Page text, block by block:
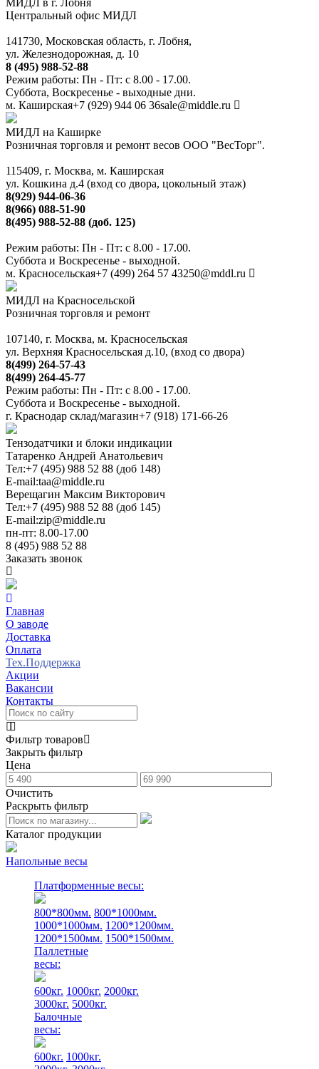
МИДЛ в г. Лобня
Центральный офис МИДЛ
141730, Московская область, г. Лобня,
ул. Железнодорожная, д. 10
8 (495) 988-52-88
Режим работы: Пн - Пт: с 8.00 - 17.00.
Суббота, Воскресенье - выходные дни.
м. Каширская+7 (929) 944 06 36sale@middle.ru
МИДЛ на Каширке
Розничная торговля и ремонт весов ООО "ВесТорг".
115409, г. Москва, м. Каширская
ул. Кошкина д.4 (вход со двора, цокольный этаж)
8(929) 944-06-36
8(966) 088-51-90
8(495) 988-52-88 (доб. 125)
Режим работы: Пн - Пт: с 8.00 - 17.00.
Суббота и Воскресенье - выходной.
м. Красносельская+7 (499) 264 57 43250@mddl.ru
МИДЛ на Красносельской
Розничная торговля и ремонт
107140, г. Москва, м. Красносельская
ул. Верхняя Красносельская д.10, (вход со двора)
8(499) 264-57-43
8(499) 264-45-77
Режим работы: Пн - Пт: с 8.00 - 17.00.
Суббота и Воскресенье - выходной.
г. Краснодар склад/магазин+7 (918) 171-66-26
Тензодатчики и блоки индикации
Татаренко Андрей Анатольевич
Тел:+7 (495) 988 52 88 (доб 148)
E-mail:taa@middle.ru
Верещагин Максим Викторович
Тел:+7 (495) 988 52 88 (доб 145)
E-mail:zip@middle.ru
пн-пт: 8.00-17.00
8 (495) 988 52 88
Заказать звонок
Главная
О заводе
Доставка
Оплата
Тех.Поддержка
Акции
Вакансии
Контакты
Фильтр товаров
Закрыть фильтр
Цена
Очистить
Раскрыть фильтр
Каталог продукции
Напольные весы
Платформенные весы:
800*800мм. 800*1000мм.
1000*1000мм. 1200*1200мм.
1200*1500мм. 1500*1500мм.
Паллетные
весы:
600кг. 1000кг. 2000кг.
3000кг. 5000кг.
Балочные
весы:
600кг. 1000кг.